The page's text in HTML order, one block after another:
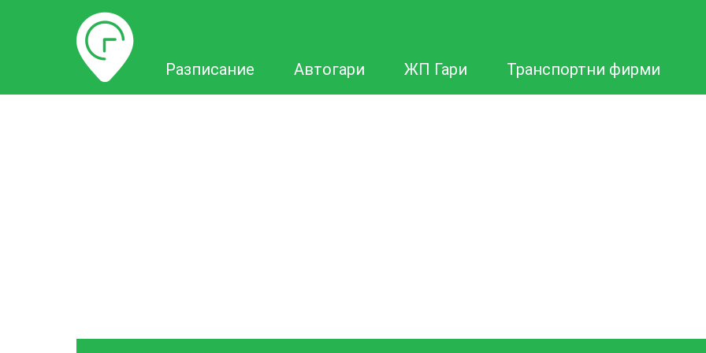
Разписание
Разписание Автогари ЖП Гари Транспортни фирми